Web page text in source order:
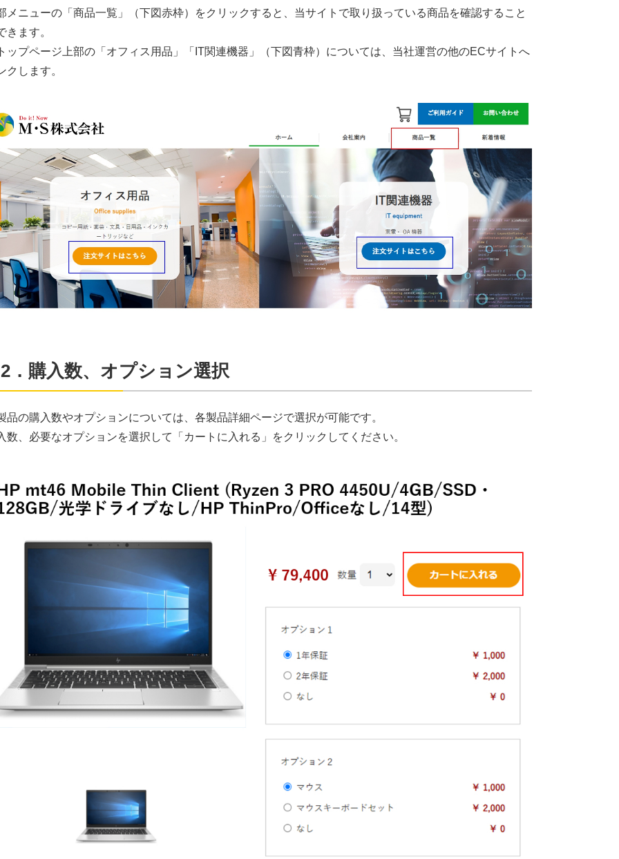
メニューの「商品一覧」（下図赤枠）をクリックすると、当サイトで取り扱っている商品を確認すること
きます。
ップページ上部の「オフィス用品」「IT関連機器」（下図青枠）については、当社運営の他のECサイトへ
クします。
2．購入数、オプション選択
品の購入数やオプションについては、各製品詳細ページで選択が可能です。
数、必要なオプションを選択して「カートに入れる」をクリックしてください。